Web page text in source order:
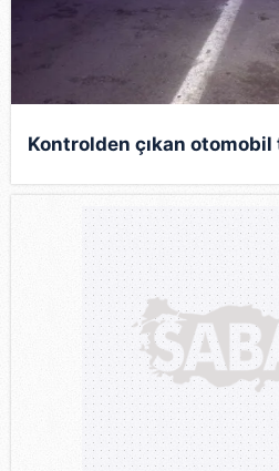
Kontrolden çıkan otomobil